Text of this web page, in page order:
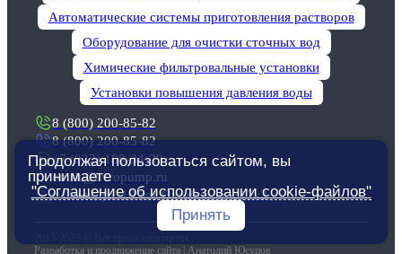
Автоматические системы приготовления растворов
Оборудование для очистки сточных вод
Химические фильтровальные установки
Установки повышения давления воды
8 (800) 200-85-82
8 (800) 200-85-82
+7 (922) 188-34-29
omsk@evropump.ru
г. Омск, ул. 10 лет Октября, д. 217к2
Разработка и продвижение сайта | Анатолий Юсупов
Продолжая пользоваться сайтом, вы
принимаете
"Соглашение об использовании cookie-файлов"
Принять